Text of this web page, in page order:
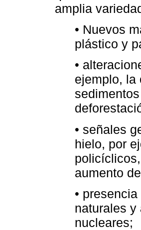
amplia
• Nuevos
plástico y
•
ejemplo, la
• señales
hielo, por
aumento
•
naturales y
nucleares;